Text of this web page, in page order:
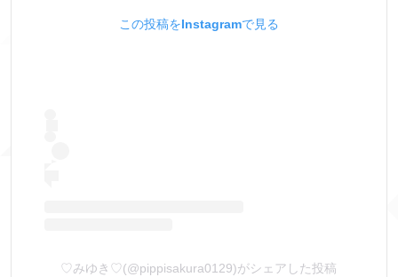
この投稿をInstagramで見る
♡みゆき♡(@pippisakura0129)がシェアした投稿